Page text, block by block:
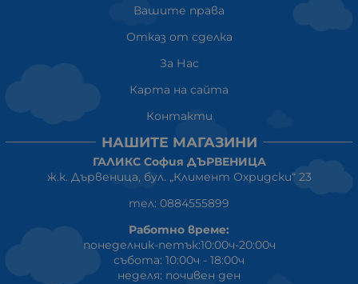
Вашите права
Отказ от сделка
За Нас
Карта на сайта
Контакти
НАШИТЕ МАГАЗИНИ
ГАЛИКС София ДЪРВЕНИЦА
ж.к. Дървеница, бул. „Климент Охридски“ 23
тел: 0884555899
Работно време:
понеделник-петък:10:00ч-20:00ч
събота: 10:00ч - 18:00ч
неделя: почивен ден